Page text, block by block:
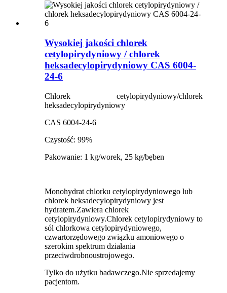
Wysokiej jakości chlorek
cetylopirydyniowy / chlorek
heksadecylopirydyniowy CAS 6004-
24-6
Chlorek cetylopirydyniowy/chlorek
heksadecylopirydyniowy
CAS 6004-24-6
Czystość: 99%
Pakowanie: 1 kg/worek, 25 kg/bęben
Monohydrat chlorku cetylopirydyniowego lub
chlorek heksadecylopirydyniowy jest
hydratem.Zawiera chlorek
cetylopirydyniowy.Chlorek cetylopirydyniowy to
sól chlorkowa cetylopirydyniowego,
czwartorzędowego związku amoniowego o
szerokim spektrum działania
przeciwdrobnoustrojowego.
Tylko do użytku badawczego.Nie sprzedajemy
pacjentom.